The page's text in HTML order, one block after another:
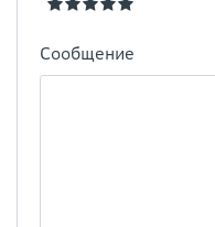
Сообщение